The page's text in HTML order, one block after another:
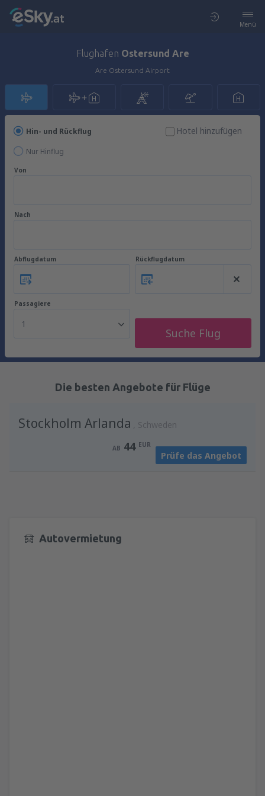
Menü
Flughafen Ostersund Are
Are Ostersund Airport
Hin- und Rückflug
Nur Hinflug
Hotel hinzufügen
Von
Nach
Abflugdatum Rückflugdatum
Passagiere
1
Suche Flug
Die besten Angebote für Flüge
Stockholm Arlanda Schweden
AB 44 EUR
Prüfe das Angebot
Autovermietung